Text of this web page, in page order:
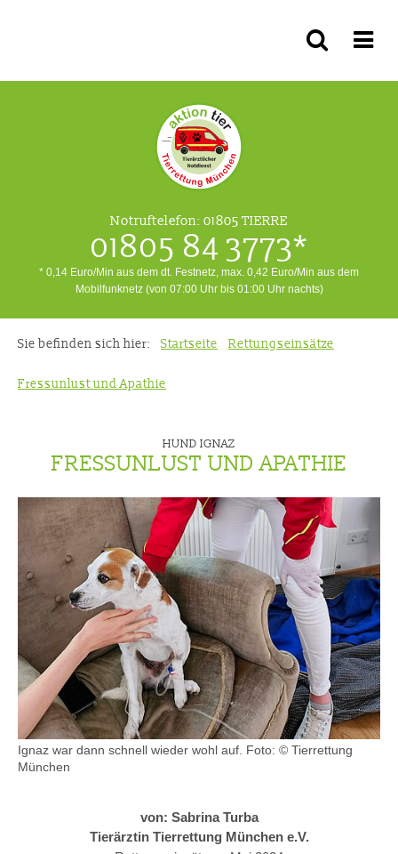
Notruftelefon: 01805 TIERRE
01805 84 3773*
* 0,14 Euro/Min aus dem dt. Festnetz, max. 0,42 Euro/Min aus dem
Mobilfunknetz (von 07:00 Uhr bis 01:00 Uhr nachts)
Sie befinden sich hier: Startseite Rettungseinsätze
Fressunlust und Apathie
HUND IGNAZ
FRESSUNLUST UND APATHIE
Ignaz war dann schnell wieder wohl auf. Foto: © Tierrettung
München
von: Sabrina Turba
Tierärztin Tierrettung München e.V.